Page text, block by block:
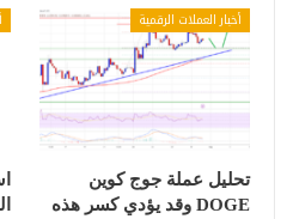
أخبار العملات الرقمية
تحليل عملة جوج كوين
DOGE وقد يؤدي كسر هذه